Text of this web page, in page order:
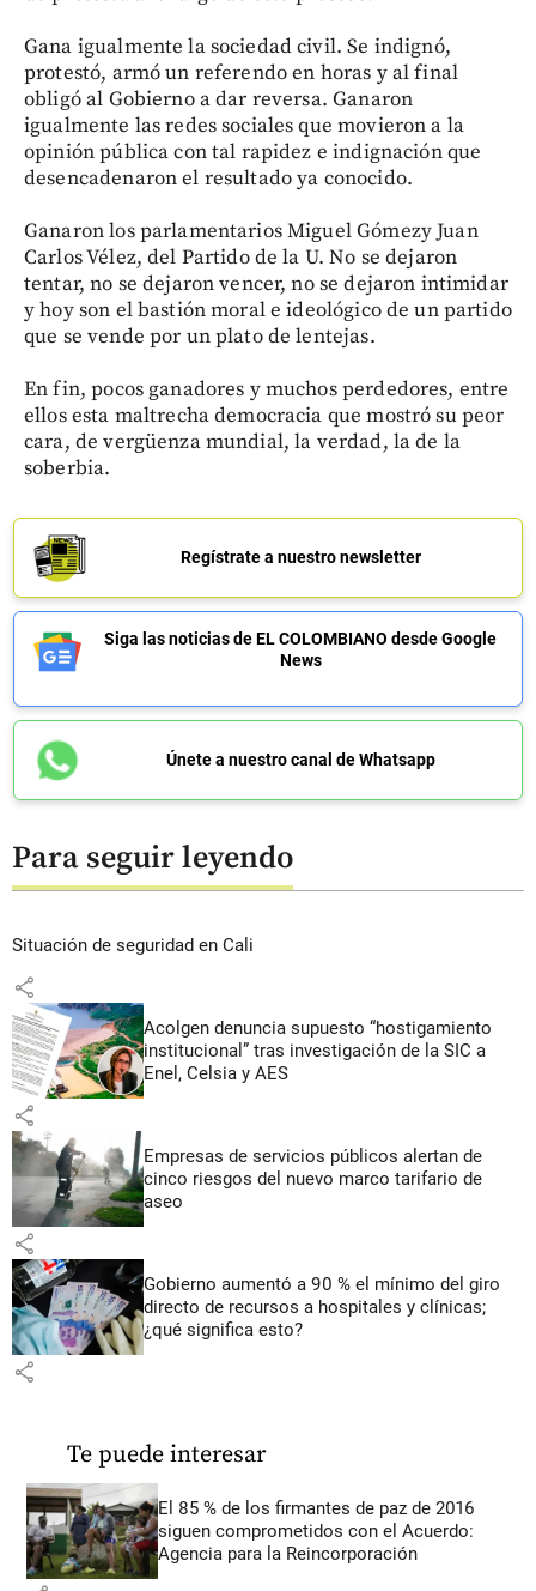
Gana igualmente la sociedad civil. Se indignó,
protestó, armó un referendo en horas y al final
obligó al Gobierno a dar reversa. Ganaron
igualmente las redes sociales que movieron a la
opinión pública con tal rapidez e indignación que
desencadenaron el resultado ya conocido.
Ganaron los parlamentarios Miguel Gómezy Juan
Carlos Vélez, del Partido de la U. No se dejaron
tentar, no se dejaron vencer, no se dejaron intimidar
y hoy son el bastión moral e ideológico de un partido
que se vende por un plato de lentejas.
En fin, pocos ganadores y muchos perdedores, entre
ellos esta maltrecha democracia que mostró su peor
cara, de vergüenza mundial, la verdad, la de la
soberbia.
Regístrate a nuestro newsletter
Siga las noticias de EL COLOMBIANO desde Google
News
Únete a nuestro canal de Whatsapp
Para seguir leyendo
Situación de seguridad en Cali
share
Acolgen denuncia supuesto “hostigamiento
institucional” tras investigación de la SIC a
Enel, Celsia y AES
share
Empresas de servicios públicos alertan de
cinco riesgos del nuevo marco tarifario de
aseo
share
Gobierno aumentó a 90 % el mínimo del giro
directo de recursos a hospitales y clínicas;
¿qué significa esto?
share
Te puede interesar
El 85 % de los firmantes de paz de 2016
siguen comprometidos con el Acuerdo:
Agencia para la Reincorporación